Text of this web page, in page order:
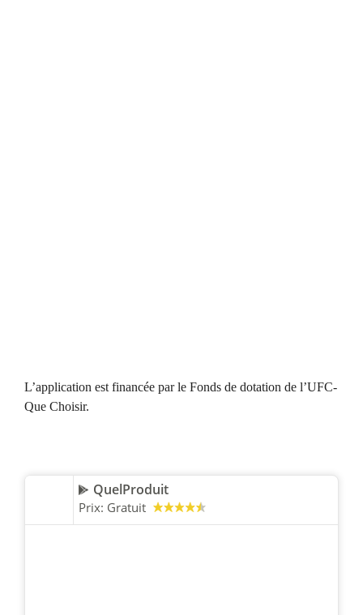
L’application est financée par le Fonds de dotation de l’UFC-
Que Choisir.
QuelProduit
Prix: Gratuit